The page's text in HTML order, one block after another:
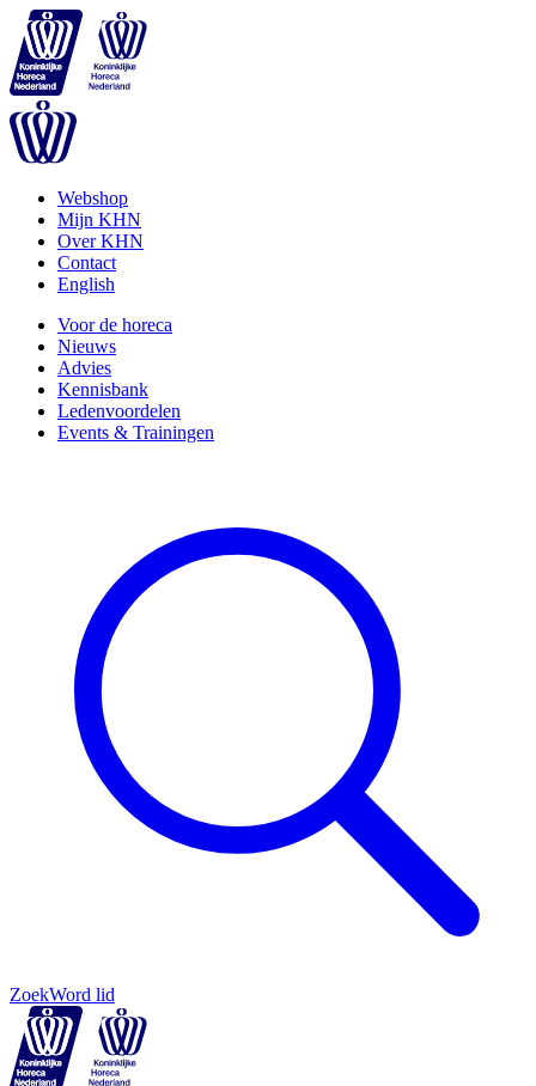
Webshop
Mijn KHN
Over KHN
Contact
English
Voor de horeca
Nieuws
Advies
Kennisbank
Ledenvoordelen
Events & Trainingen
ZoekWord lid